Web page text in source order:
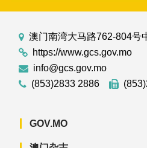
澳门南湾大马路762-804号
https://www.gcs.gov.mo
info@gcs.gov.mo
(853)2833 2886
GOV.MO